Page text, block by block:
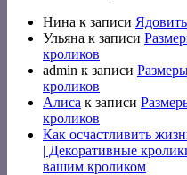
Нина к записи
Ульяна к записи
кроликов
admin к записи
кроликов
Алиса к записи
кроликов
Как осчастливить
| Декоративные
вашим кроликом